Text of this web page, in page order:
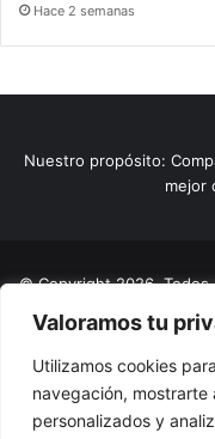
Valoramos tu
Utilizamos cookies
navegación, mostrarte
personalizados y
Hace 2 semanas
Nuestro propósito:
mejor
© Copyright 2026,
Home
Actualidad
El